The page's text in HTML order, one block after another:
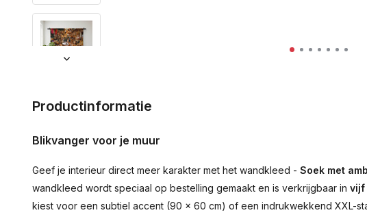
Productinformatie
Blikvanger voor je muur
Geef je interieur direct meer karakter met het wandkleed - Soek met
wandkleed wordt speciaal op bestelling gemaakt en is verkrijgbaar in vijf
kiest voor een subtiel accent (90 × 60 cm) of een indrukwekkend XXL-